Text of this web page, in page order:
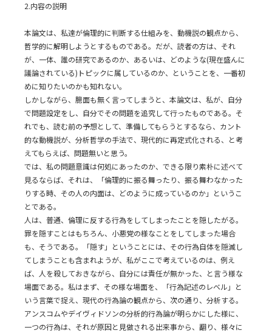
2.内容の説明
本論文は、私達が倫理的に判断する仕組みを、動機説の観点から、
哲学的に解明しようとするものである。だが、読者の方は、それ
が、一体、誰の研究であるのか、あるいは、どのような(現在盛んに
議論されている)トピックに属しているのか、ということを、一番初
めに知りたいのかも知れない。
しかしながら、臆面も無く言ってしまうと、本論文は、私が、自分
で問題設定をし、自分でその問題を追究して行ったものである。そ
れでも、読む前の予想として、準備してもらうとするなら、カント
的な動機説が、分析哲学の手法で、現代的に再定式化される、と考
えてもらえば、問題無いと思う。
では、私の問題意識は何処にあったのか、できる限り素朴に述べて
見るならば、それは、「倫理的に振る舞ったり、振る舞わなかった
りする時、その人の内面は、どのように成っているのか」というこ
とである。
人は、普通、倫理に反する行為をしてしまったことを隠したがる。
罪を隠すことはもちろん、小悪党の様なことをしてしまった場合
も、そうである。「隠す」ということには、その行為自体を隠滅し
てしまうことも含まれようが、私がここで考えているのは、例え
ば、人を殺しておきながら、自分には責任が無かった、と言う様な
場面である。私はまず、その様な場面を、「行為記述のレベル」と
いう言葉で捉え、現代の行為論の観点から、次の通り、分析する。
アンスコムやデイヴィドソンの分析的行為論が明らかにした様に、
一つの行為は、それが原因と見做される出来事から、翻り、様々に